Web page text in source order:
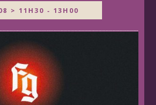
> 11H30 - 13H00